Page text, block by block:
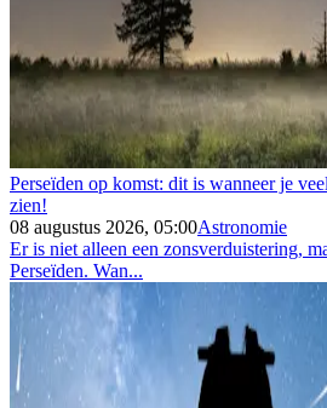
Perseïden op komst: dit is wanneer je
zien!
08 augustus 2026, 05:00Astronomie
Er is niet alleen een zonsverduistering,
Perseïden. Wan...